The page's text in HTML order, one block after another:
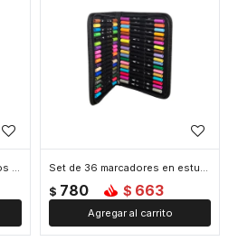
Set de 6 marcadores magicos con diferentes diseños Set de 36 marcadores en estuche
$ 780 $ 663